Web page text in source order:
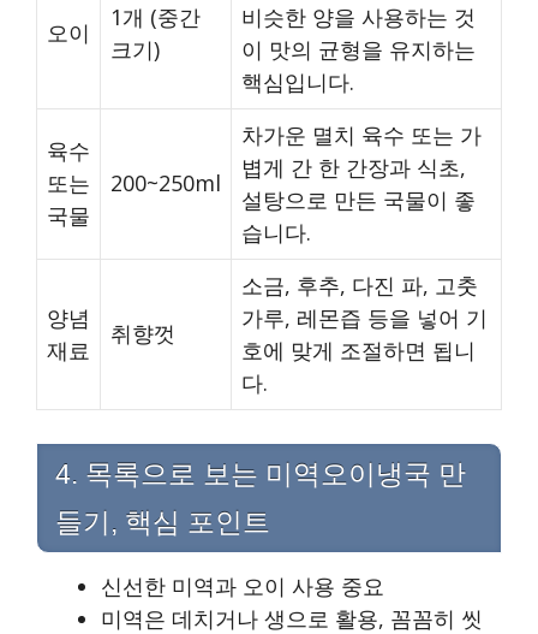
오이
1개 (중간
크기)
비슷한 양을 사용하는 것
이 맛의 균형을 유지하는
핵심입니다.
육수
또는
국물
200~250ml
차가운 멸치 육수 또는 가
볍게 간 한 간장과 식초,
설탕으로 만든 국물이 좋
습니다.
양념
재료
취향껏
소금, 후추, 다진 파, 고춧
가루, 레몬즙 등을 넣어 기
호에 맞게 조절하면 됩니
다.
4. 목록으로 보는 미역오이냉국 만
들기, 핵심 포인트
신선한 미역과 오이 사용 중요
미역은 데치거나 생으로 활용, 꼼꼼히 씻